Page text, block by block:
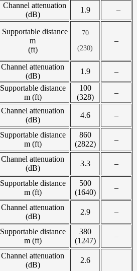
Channel attenuation
(dB)
1.9 –
Supportable distance
m
(ft)
70
(230)
–
Channel attenuation
(dB)
1.9
–
Supportable distance
m (ft)
100
(328)
–
Channel attenuation
(dB)
4.6 –
Supportable distance
m (ft)
860
(2822)
–
Channel attenuation
(dB)
3.3 –
Supportable distance
m (ft)
500
(1640)
–
Channel attenuation
(dB)
2.9 –
Supportable distance
m (ft)
380
(1247)
–
Channel attenuation
(dB)
2.6